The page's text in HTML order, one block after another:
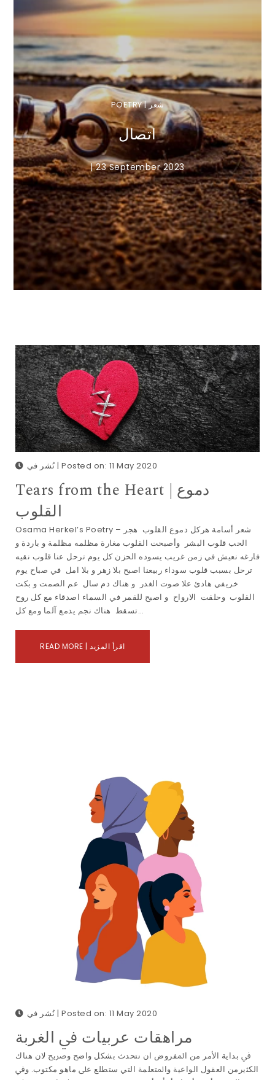
POETRY | شعر
اتصال
|23 September 2023
نُشر في | Posted on: 11 May 2020
Tears from the Heart | دموع
القلوب
Osama Herkel’s Poetry – شعر أسامة هركل دموع القلوب هجر
الحب قلوب البشر وأصبحت القلوب مغارة مظلمه مظلمة و باردة و
فارغه نعيش في زمن غريب يسوده الحزن كل يوم ترحل عنا قلوب نقيه
ترحل بسبب قلوب سوداء ربيعنا اصبح بلا زهر و بلا امل في صباح يوم
خريفي هادئ علا صوت الغدر و هناك دم سال عم الصمت و بكت
القلوب وحلقت الارواح و اصبح للقمر في السماء اصدقاء مع كل روح
تسقط هناك نجم يدمع آلما ومع كل…
READ MORE | اقرأ المزيد
نُشر في | Posted on: 11 May 2020
ﻣﺮاﻫﻘﺎت ﻋﺮﺑﻴﺎت ﰲ اﻟﻐﺮﺑﺔ
ﰲ ﺑﺪاﻳﺔ اﻷﻣﺮ ﻣﻦ اﳌﻔﺮوض ان ﻧﺘﺤﺪث ﺑﺸﻜﻞ واﺿﺢ وﴏﻳﺢ ﻻن ﻫﻨﺎك
اﻟﻜﺜيرﻣﻦ اﻟﻌﻘﻮل اﻟﻮاﻋﻴﺔ واﳌﺘﻌﻠﻤﺔ اﻟﺘﻲ ﺳﺘﻄﻠﻊ ﻋﲆ ﻣﺎﻫﻮ ﻣﻜﺘﻮب. وﰲ